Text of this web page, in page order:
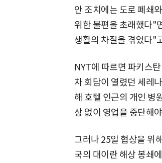
안 조치에는 도로 폐쇄
위한 불편을 초래했다"
생활의 차질을 겪었다"
NYT에 따르면 파키스
차 회담이 열렸던 세레
해 호텔 인근의 개인 병
상 없이 영업을 중단해
그러나 25일 협상을 위
국의 대이란 해상 봉쇄